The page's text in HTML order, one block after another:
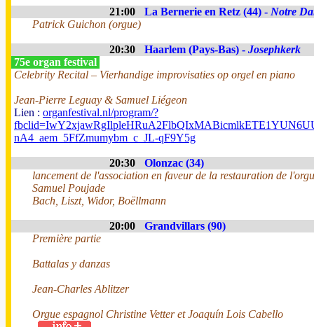
21:00 La Bernerie en Retz (44) - Notre
Patrick Guichon (orgue)
20:30 Haarlem (Pays-Bas) - Josephkerk
75e organ festival
Celebrity Recital – Vierhandige improvisaties op orgel en piano
Jean-Pierre Leguay & Samuel Liégeon
Lien : organfestival.nl/program/?
nA4_aem_5FfZmumybm_c_JL-qF9Y5g
20:30
Olonzac (34)
lancement de l'association en faveur de la restauration de
Samuel Poujade
Bach, Liszt, Widor, Boëllmann
20:00
Grandvillars (90)
Première partie
Battalas y danzas
Jean-Charles Ablitzer
Orgue espagnol Christine Vetter et Joaquín Lois Cabello